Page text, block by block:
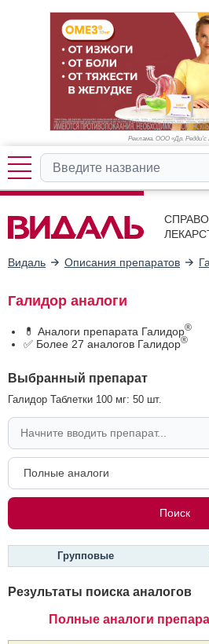
Реклама. ООО «Др.
Видаль Описания препаратов
Галидор аналоги
💊 Аналоги препарата Галидор®
✅ Более 27 аналогов Галидор®
Выбранный препарат
Галидор Таблетки 100 мг: 50 шт.
Групповые
Результаты поиска аналогов
Полные аналоги